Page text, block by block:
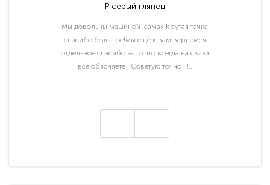
P серый глянец
Мы довольны машиной !самая Крутая тачка
спасибо большое!мы ещё к вам вернемся
отдельное спасибо за то что всегда на связи
все обясняете ! Советую точно !!!..